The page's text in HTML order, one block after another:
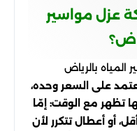
عزل مواسير
على السعر وحده،
تظهر مع الوقت: إمّا
أو أعطال تتكرر لأن